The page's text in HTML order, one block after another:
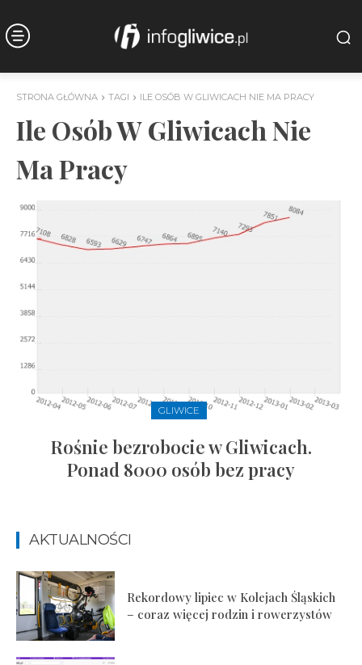
STRONA GŁÓWNA TAGI ILE OSÓB W GLIWICACH NIE MA PRACY
Ile Osób W Gliwicach Nie
Ma Pracy
GLIWICE
Rośnie bezrobocie w Gliwicach.
Ponad 8000 osób bez pracy
AKTUALNOŚCI
Rekordowy lipiec w Kolejach Śląskich
– coraz więcej rodzin i rowerzystów